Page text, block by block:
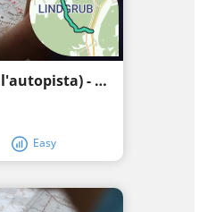
Lindgrub (Marien Gedenkstätte a prop de l'autopista) - Capella del bosc - Gleißenfeld
Easy